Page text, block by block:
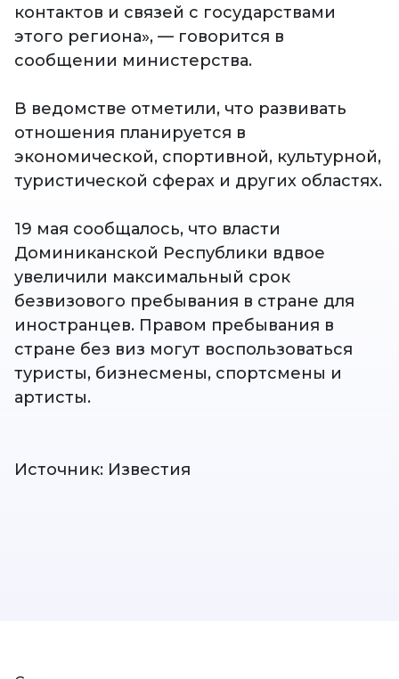
контактов и связей с государствами
этого региона», –– говорится в
сообщении министерства.
В ведомстве отметили, что развивать
отношения планируется в
экономической, спортивной, культурной,
туристической сферах и других областях.
19 мая сообщалось, что власти
Доминиканской Республики вдвое
увеличили максимальный срок
безвизового пребывания в стране для
иностранцев. Правом пребывания в
стране без виз могут воспользоваться
туристы, бизнесмены, спортсмены и
артисты.
Источник: Известия